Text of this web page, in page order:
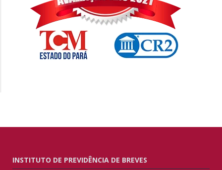
INSTITUTO DE PREVIDÊNCIA DE BREVES